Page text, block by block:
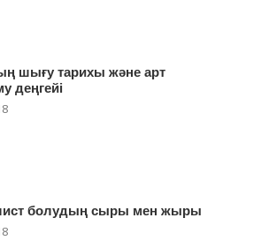
шығу тарихы және арт
деңгейі
болудың сыры мен жыры